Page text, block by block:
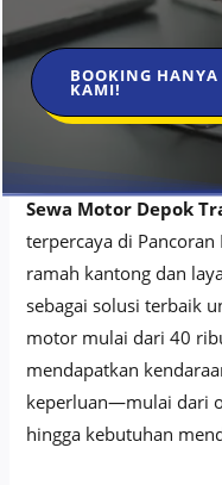
BOOKING
KAMI!
Sewa Motor Depok
terpercaya di
ramah kantong dan
sebagai solusi terbaik
motor mulai dari 40
mendapatkan
keperluan—mulai dari
hingga kebutuhan